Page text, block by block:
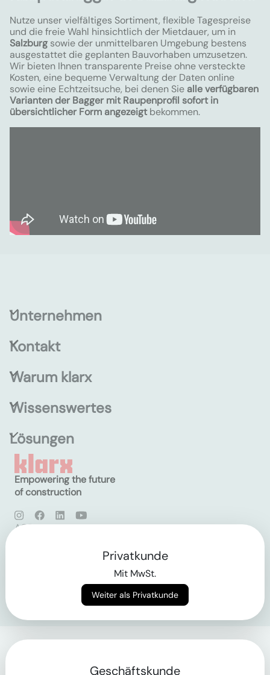
Nutze unser vielfältiges Sortiment, flexible Tagespreise
und die freie Wahl hinsichtlich der Mietdauer, um in
Salzburg sowie der unmittelbaren Umgebung bestens
ausgestattet die geplanten Bauvorhaben umzusetzen.
Wir bieten Ihnen transparente Preise ohne versteckte
Kosten, eine bequeme Verwaltung der Daten online
sowie eine Echtzeitsuche, bei denen Sie alle verfügbaren
Varianten der Bagger mit Raupenprofil sofort in
übersichtlicher Form angezeigtbekommen.
Unternehmen
Kontakt
Warum klarx
Wissenswertes
Lösungen
Empowering the future
of construction
AGB
Privatkunde
Mit MwSt.
Weiter als Privatkunde
Geschäftskunde